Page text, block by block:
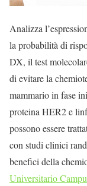
Analizza
la probabilità di
DX, il test
di evitare la
mammario in fase
proteina HER2 e
possono essere
con studi clinici
benefici della
Universitario